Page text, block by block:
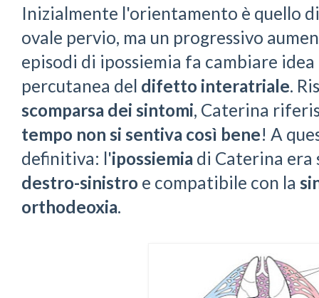
Inizialmente l'orientamento è quello
ovale pervio, ma un progressivo
episodi di ipossiemia fa cambiare
percutanea del difetto interatriale.
scomparsa dei sintomi, Caterina
tempo non si sentiva così bene! A
definitiva: l'ipossiemia di Caterina era
destro-sinistro e compatibile con la
orthodeoxia.